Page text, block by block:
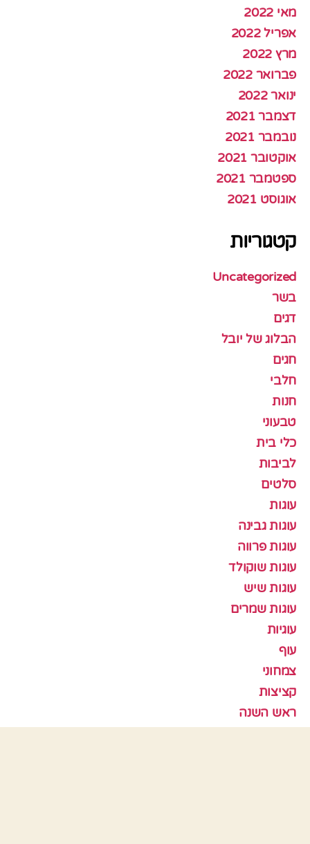
מאי 2022
אפריל 2022
מרץ 2022
פברואר 2022
ינואר 2022
דצמבר 2021
נובמבר 2021
אוקטובר 2021
ספטמבר 2021
אוגוסט 2021
קטגוריות
Uncategorized
בשר
דגים
הבלוג של יובל
חגים
חלבי
חנות
טבעוני
כלי בית
לביבות
סלטים
עוגות
עוגות גבינה
עוגות פרווה
עוגות שוקולד
עוגות שיש
עוגות שמרים
עוגיות
עוף
צמחוני
קציצות
ראש השנה